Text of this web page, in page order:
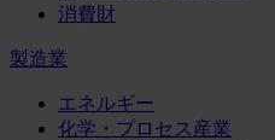
消費財
製造業
エネルギー
化学・プロセス産業